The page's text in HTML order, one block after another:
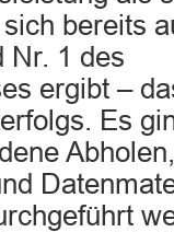
bereits
Nr. 1 des
ergibt –
Es